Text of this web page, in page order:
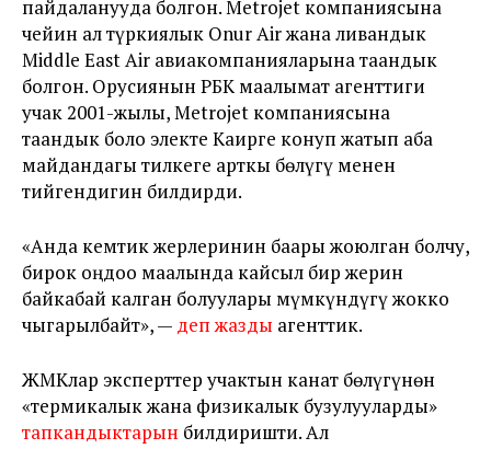
пайдаланууда болгон. Metrojet компаниясына
чейин ал түркиялык Onur Air жана ливандык
Middle East Air авиакомпанияларына таандык
болгон. Орусиянын РБК маалымат агенттиги
учак 2001-жылы, Metrojet компаниясына
таандык боло электе Каирге конуп жатып аба
майдандагы тилкеге арткы бөлүгү менен
тийгендигин билдирди.
«Анда кемтик жерлеринин баары жоюлган болчу,
бирок оңдоо маалында кайсыл бир жерин
байкабай калган болуулары мүмкүндүгү жокко
чыгарылбайт», — деп жазды агенттик.
ЖМКлар эксперттер учактын канат бөлүгүнөн
«термикалык жана физикалык бузулууларды»
тапкандыктарын билдиришти. Ал